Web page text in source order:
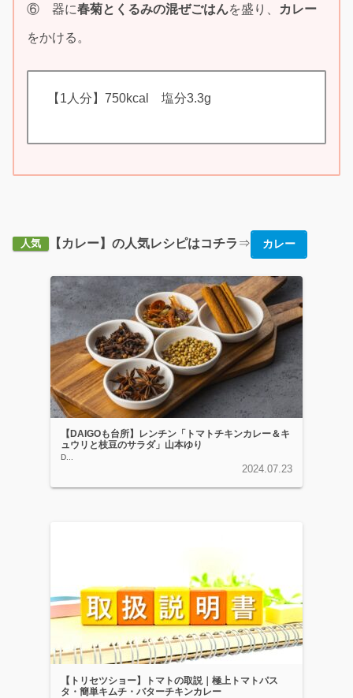
⑥ 器に春菊とくるみの混ぜごはんを盛り、 カレー
をかける。
【1人分】750kcal 塩分3.3g
人気 【カレー】の人気レシピはコチラ ⇒ カレー
【DAIGOも台所】レンチン「トマトチキンカレー＆キ
ュウリと枝豆のサラダ」山本ゆり
D...
2024.07.23
【トリセツショー】トマトの取説｜極上トマトパス
タ・簡単キムチ・バターチキンカレー